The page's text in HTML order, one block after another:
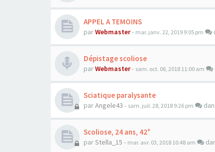
APPEL A TEMOINS
parWebmaster- mar. janv. 22, 2019 9:05 pm
Dépistage scoliose
parWebmaster- sam. oct. 06, 2018 11:00 am
Sciatique paralysante
parAngele43 - sam. juil. 28, 2018 9:26 pm
Scoliose, 24 ans, 42°
parStella_15 - mar. avr. 03, 2018 10:48 am